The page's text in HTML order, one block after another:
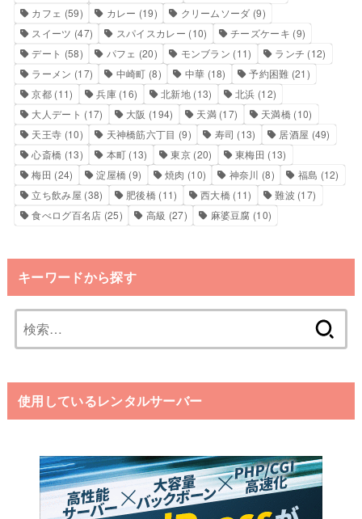
カフェ (59) カレー (19) クリームソーダ (9)
スイーツ (47) スパイスカレー (10) チーズケーキ (9)
デート (58) パフェ (20) モンブラン (11) ランチ (12)
ラーメン (17) 中崎町 (8) 中華 (18) 予約困難 (21)
京都 (11) 兵庫(16) 北新地(13) 北浜 (12)
大人デート (17) 大阪 (194) 天満(17) 天満橋(10)
天王寺 (10) 天神橋筋六丁目 (9) 寿司 (13) 居酒屋 (49)
心斎橋 (13) 本町 (13) 東京(20) 東梅田 (13)
梅田 (24) 淀屋橋 (9) 焼肉 (10) 神奈川 (8) 福島 (12)
立ち飲み屋 (38) 肥後橋 (11) 西大橋 (11) 難波 (17)
食べログ百名店 (25) 高級 (27) 麻婆豆腐 (10)
キーワードから探す
索:
使用しているレンタルサーバー